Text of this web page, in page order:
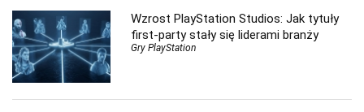
Wzrost PlayStation Studios: Jak tytuły
first-party stały się liderami branży
Gry PlayStation